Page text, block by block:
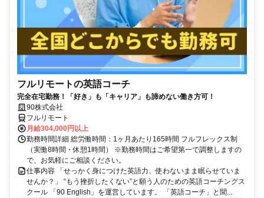
フルリモートの英語コーチ
完全在宅勤務！「好き」も「キャリア」も諦めない働き方可！
90株式会社
フルリモート
月給304,000円以上
勤務時間詳細 総労働時間：1ヶ月あたり165時間 フルフレックス制
（実働8時間・休憩1時間） ※勤務時間はご希望第一で調整しますの
で、お気軽にご相談ください。
仕事内容 「せっかく身につけた英語力、使わないまま眠らせていま
せんか？」 “もう挫折したくない”と願う人のための英語コーチングス
クール 「90 English」を運営しています。 「英語コーチ」と聞...